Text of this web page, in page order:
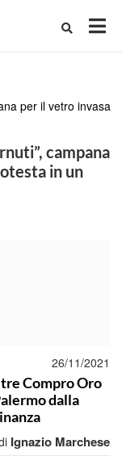
campana
in un
26/11/2021
Compro Oro
dalla
Ignazio Marchese